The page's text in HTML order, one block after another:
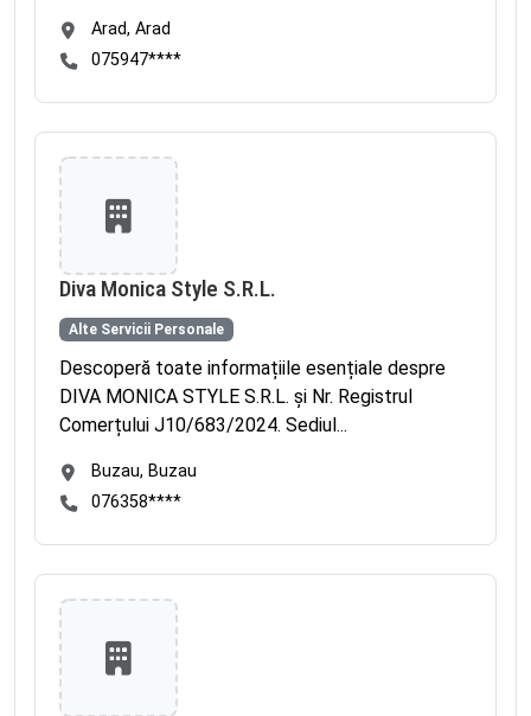
Arad, Arad
075947****
Diva Monica Style S.R.L.
Alte Servicii Personale
Descoperă toate informațiile esențiale despre
DIVA MONICA STYLE S.R.L. și Nr. Registrul
Comerțului J10/683/2024. Sediul...
Buzau, Buzau
076358****